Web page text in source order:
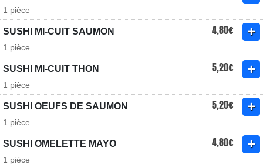
1 pièce
SUSHI MI-CUIT SAUMON 4,80€
1 pièce
SUSHI MI-CUIT THON 5,20€
1 pièce
SUSHI OEUFS DE SAUMON 5,20€
1 pièce
SUSHI OMELETTE MAYO 4,80€
1 pièce